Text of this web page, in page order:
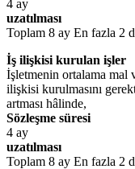
4 ay
uzatılması
Toplam 8 ay En fazla 2
İş ilişkisi kurulan işler
İşletmenin ortalama mal
ilişkisi kurulmasını
artması hâlinde,
Sözleşme süresi
4 ay
uzatılması
Toplam 8 ay En fazla 2